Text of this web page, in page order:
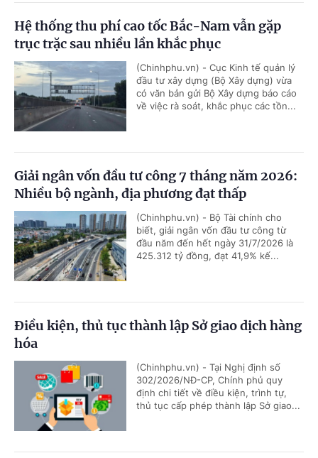
Hệ thống thu phí cao tốc Bắc-Nam vẫn gặp
trục trặc sau nhiều lần khắc phục
(Chinhphu.vn) - Cục Kinh tế quản lý
đầu tư xây dựng (Bộ Xây dựng) vừa
có văn bản gửi Bộ Xây dựng báo cáo
về việc rà soát, khắc phục các tồn...
Giải ngân vốn đầu tư công 7 tháng năm 2026:
Nhiều bộ ngành, địa phương đạt thấp
(Chinhphu.vn) - Bộ Tài chính cho
biết, giải ngân vốn đầu tư công từ
đầu năm đến hết ngày 31/7/2026 là
425.312 tỷ đồng, đạt 41,9% kế...
Điều kiện, thủ tục thành lập Sở giao dịch hàng
hóa
(Chinhphu.vn) - Tại Nghị định số
302/2026/NĐ-CP, Chính phủ quy
định chi tiết về điều kiện, trình tự,
thủ tục cấp phép thành lập Sở giao...